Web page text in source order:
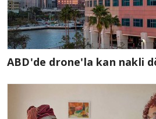
ABD'de drone'la kan nakli